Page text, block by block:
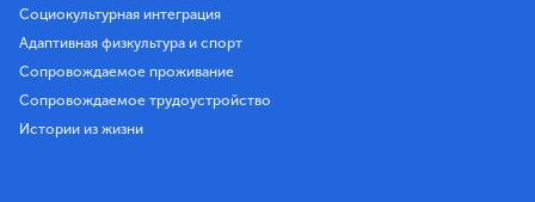
Социокультурная интеграция
Адаптивная физкультура и спорт
Сопровождаемое проживание
Сопровождаемое трудоустройство
Истории из жизни